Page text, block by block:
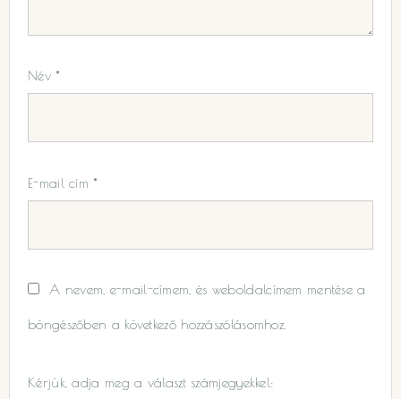
Név*
E-mail cím*
A nevem, e-mail-címem, és weboldalcímem mentése a
böngészőben a következő hozzászólásomhoz.
Kérjük, adja meg a választ számjegyekkel: